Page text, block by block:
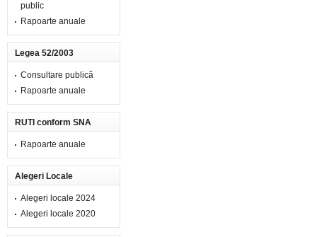
public
Rapoarte anuale
Legea 52/2003
Consultare publică
Rapoarte anuale
RUTI conform SNA
Rapoarte anuale
Alegeri Locale
Alegeri locale 2024
Alegeri locale 2020